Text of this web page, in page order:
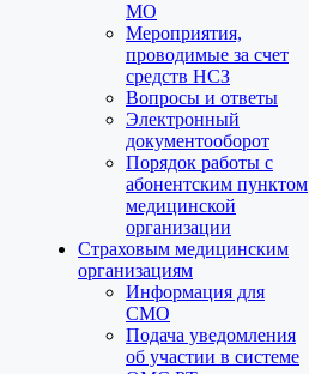
МО
Мероприятия,
проводимые за счет
средств НСЗ
Вопросы и ответы
Электронный
документооборот
Порядок работы с
абонентским пунктом
медицинской
организации
Страховым медицинским
организациям
Информация для
СМО
Подача уведомления
об участии в системе